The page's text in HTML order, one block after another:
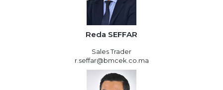
Reda SEFFAR
Sales Trader
r.seffar@bmcek.co.ma